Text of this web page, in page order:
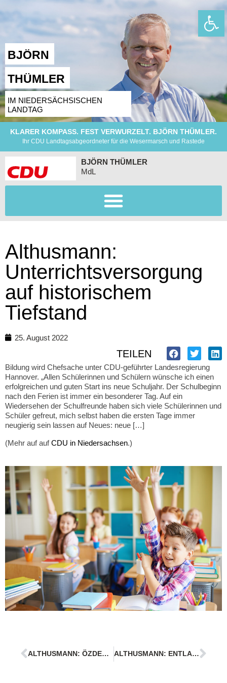
BJÖRN
THÜMLER
IM NIEDERSÄCHSISCHEN
LANDTAG
KLARER KOMPASS. FEST VERWURZELT. BJÖRN THÜMLER.
Ihr CDU Landtagsabgeordneter für die Wesermarsch und Rastede
BJÖRN THÜMLER
MdL
Althusmann:
Unterrichtsversorgung
auf historischem
Tiefstand
25. August 2022
TEILEN
Bildung wird Chefsache unter CDU-geführter Landesregierung
Hannover. „Allen Schülerinnen und Schülern wünsche ich einen
erfolgreichen und guten Start ins neue Schuljahr. Der Schulbeginn
nach den Ferien ist immer ein besonderer Tag. Auf ein
Wiedersehen der Schulfreunde haben sich viele Schülerinnen und
Schüler gefreut, mich selbst haben die ersten Tage immer
neugierig sein lassen auf Neues: neue […]
(Mehr auf aufCDU in Niedersachsen.)
ALTHUSMANN: ÖZDEMIRS ZAUDERN SCHADET UNSEREN LANDWIRTEN ALTHUSMANN: ENTLASTUNG DER HART ARBEITENDEN MITTE UNSERER GESELLSCHAFT WURDE AUSGESPART